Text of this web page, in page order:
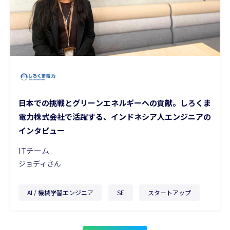
日本での挑戦とグリーンエネルギーへの貢献。しろくま
電力株式会社で活躍する、インドネシア人エンジニアの
インタビュー
ITチーム
ジョディさん
AI / 機械学習エンジニア SE スタートアップ